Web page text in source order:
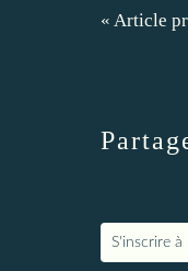
« Article
S'inscrire à